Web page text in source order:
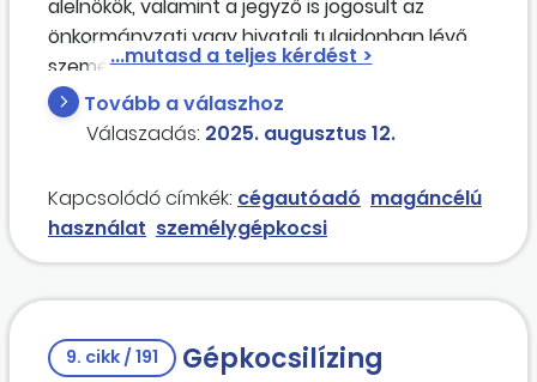
alelnökök, valamint a jegyző is jogosult az
önkormányzati vagy hivatali tulajdonban lévő
személygépjárművek magáncélú használatára.
Az önkormányzat a cégautóadót megfizeti.
Dönthet-e úgy az önkormányzat, hogy ezen
használatáért nem kér semmilyen ellenértéket,
hanem azt természetbeni juttatásként nyújtja?
Illetve, ha úgy dönt az önkormányzat, hogy a
megfizetteti, akkor a 60/1992-es Korm.
rendeletben meghatározott
üzemanyagnormán kívül milyen költségeket kell
Tovább a válaszhoz
Válaszadás: 2025. augusztus 12.
Kapcsolódó címkék: cégautóadó magáncélú
használat személygépkocsi
9. cikk / 191
Gépkocsilízing